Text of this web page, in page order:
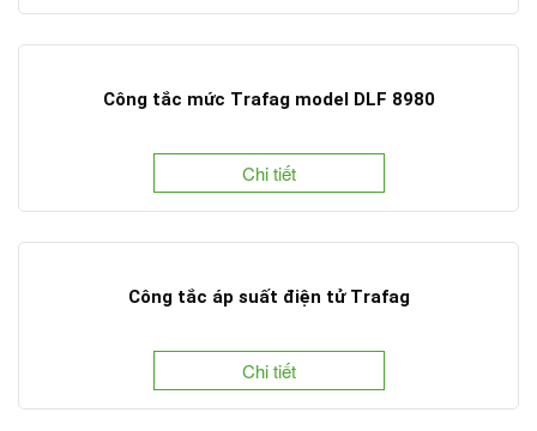
Công tắc mức Trafag model DLF 8980
Chi tiết
Công tắc áp suất điện tử Trafag
Chi tiết